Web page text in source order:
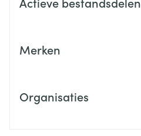
Merken
Organisaties